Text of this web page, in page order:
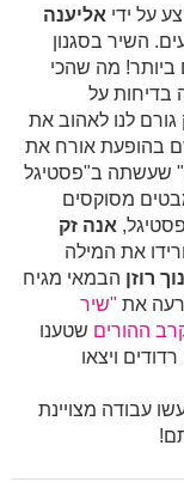
על ידי אליענה
השיר בסגנון
ביותר! מה שהכי
בדיחות על
לנו לאהוב את
בהופעת אורח את
שעשתה ב"פסטיגל
מסוקסים
אנה זק
את המילה
רוזן הבמאי מגיח
את "שיר
שטענו
ויצאו
עבודה מצויינת